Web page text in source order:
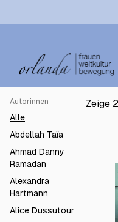
Autorinnen
Alle
Abdellah Taïa
Ahmad Danny
Ramadan
Alexandra
Hartmann
Alice Dussutour
Zeige